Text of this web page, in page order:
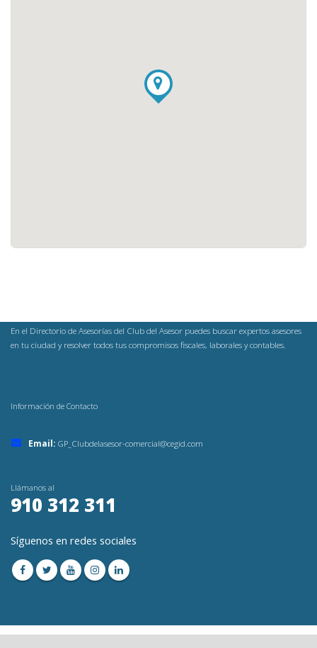
En el Directorio de Asesorías del Club del Asesor puedes buscar expertos asesores
en tu ciudad y resolver todos tus compromisos fiscales, laborales y contables.
Información de Contacto
Email: GP_Clubdelasesor-comercial@cegid.com
Llámanos al
910 312 311
Síguenos en redes sociales